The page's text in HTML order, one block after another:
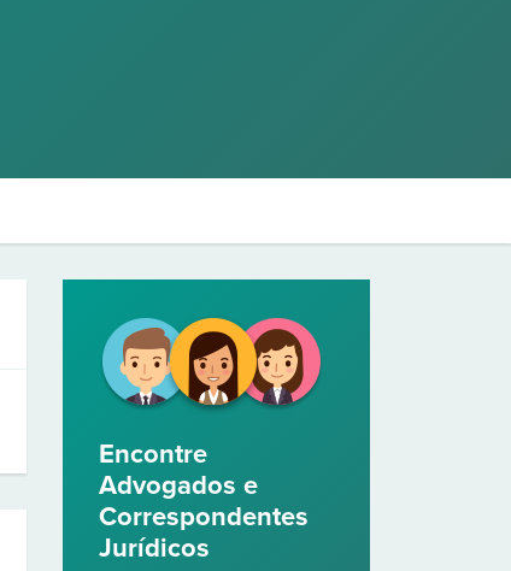
Encontre
Advogados e
Correspondentes
Jurídicos